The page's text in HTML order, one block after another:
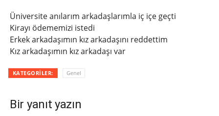
Üniversite anılarım arkadaşlarımla iç içe geçti
Kirayı ödememizi istedi
Erkek arkadaşımın kız arkadaşını reddettim
Kız arkadaşımın kız arkadaşı var
KATEGORILER: Genel
Bir yanıt yazın